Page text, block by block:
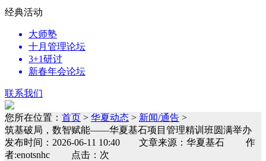
经典活动
大师塾
十月管理论坛
3+1研讨
新春年会论坛
联系我们
您所在位置： 首页 > 华夏动态 > 新闻/通告 >
筑基破局，数智赋能——华夏基石项目管理精训班圆满举办
发布时间：2026-06-11 10:40 文章来源：华夏基石 作
者:enotsnhc 点击：次